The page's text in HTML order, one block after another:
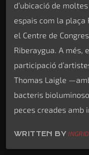
d’ubicació de
espais com la plaça
el Centre de
Riberaygua. A més,
participació
Thomas Laigle
bacteris
peces creades amb
WRITTEN BY